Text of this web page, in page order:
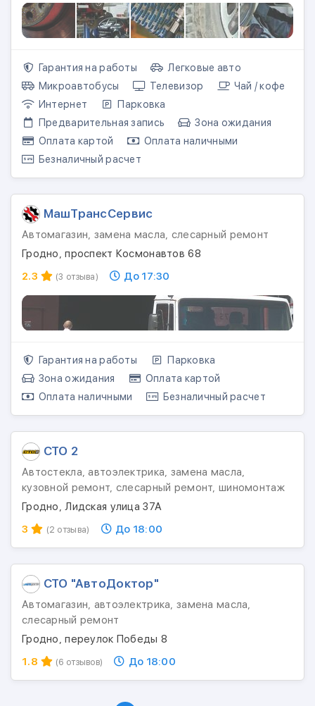
Гарантия на работы
Легковые авто
Микроавтобусы
Телевизор
Чай / кофе
Интернет
Парковка
Предварительная запись
Зона ожидания
Оплата картой
Оплата наличными
Безналичный расчет
МашТрансСервис
Автомагазин, замена масла, слесарный ремонт
Гродно, проспект Космонавтов 68
2.3
(3 отзыва) До 17:30
Гарантия на работы
Парковка
Зона ожидания
Оплата картой
Оплата наличными
Безналичный расчет
СТО 2
Автостекла, автоэлектрика, замена масла,
кузовной ремонт, слесарный ремонт, шиномонтаж
Гродно, Лидская улица 37А
3
(2 отзыва) До 18:00
СТО "АвтоДоктор"
Автомагазин, автоэлектрика, замена масла,
слесарный ремонт
Гродно, переулок Победы 8
1.8
(6 отзывов) До 18:00